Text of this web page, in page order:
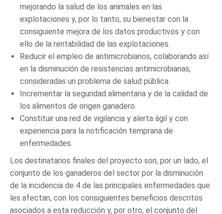
mejorando la salud de los animales en las
explotaciones y, por lo tanto, su bienestar con la
consiguiente mejora de los datos productivos y con
ello de la rentabilidad de las explotaciones.
Reducir el empleo de antimicrobianos, colaborando así
en la disminución de resistencias antimicrobianas,
consideradas un problema de salud pública.
Incrementar la seguridad alimentaria y de la calidad de
los alimentos de origen ganadero.
Constituir una red de vigilancia y alerta ágil y con
experiencia para la notificación temprana de
enfermedades.
Los destinatarios finales del proyecto son, por un lado, el
conjunto de los ganaderos del sector por la disminución
de la incidencia de 4 de las principales enfermedades que
les afectan, con los consiguientes beneficios descritos
asociados a esta reducción y, por otro, el conjunto del